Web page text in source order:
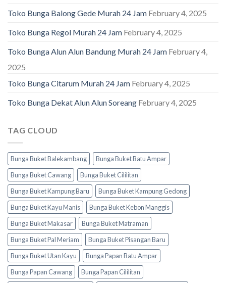
Toko Bunga Balong Gede Murah 24 Jam February 4, 2025
Toko Bunga Regol Murah 24 Jam February 4, 2025
Toko Bunga Alun Alun Bandung Murah 24 Jam February 4,
2025
Toko Bunga Citarum Murah 24 Jam February 4, 2025
Toko Bunga Dekat Alun Alun Soreang February 4, 2025
TAG CLOUD
Bunga Buket Balekambang
Bunga Buket Batu Ampar
Bunga Buket Cawang
Bunga Buket Cililitan
Bunga Buket Kampung Baru
Bunga Buket Kampung Gedong
Bunga Buket Kayu Manis
Bunga Buket Kebon Manggis
Bunga Buket Makasar
Bunga Buket Matraman
Bunga Buket Pal Meriam
Bunga Buket Pisangan Baru
Bunga Buket Utan Kayu
Bunga Papan Batu Ampar
Bunga Papan Cawang
Bunga Papan Cililitan